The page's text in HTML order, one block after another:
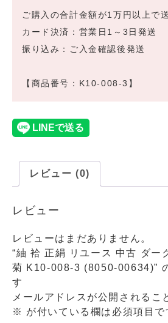
ご購入の合計金額が1万円以上で
カード決済：営業日1～3日発送
振り込み：ご入金確認後発送
【商品番号：K10-008-3】
レビュー (0)
レビュー
レビューはまだありません。
“紬 袷 正絹 リユース 中古 ダー
菊 K10-008-3 (8050-00634)”
す
メールアドレスが公開されるこ
※ が付いている欄は必須項目で